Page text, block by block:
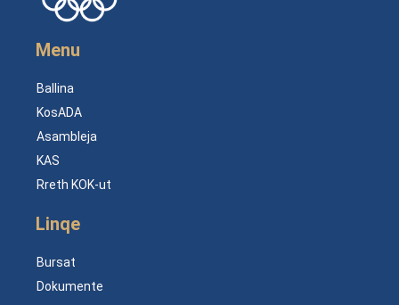
Menu
Ballina
KosADA
Asambleja
KAS
Rreth KOK-ut
Linqe
Bursat
Dokumente